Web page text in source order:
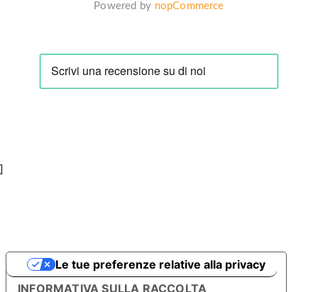
Powered by nopCommerce
]
INFORMATIVA SULLA RACCOLTA
Le tue preferenze relative alla privacy